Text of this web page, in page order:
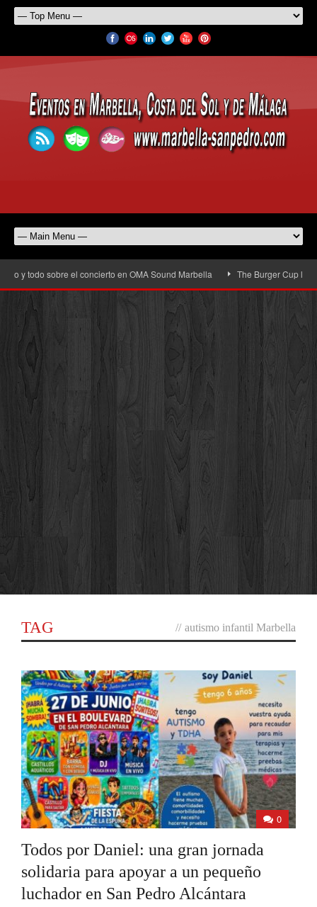
todo sobre el concierto en OMA Sound Marbella The Burger Cup llega
TAG // autismo infantil Marbella
0
Todos por Daniel: una gran jornada
solidaria para apoyar a un pequeño
luchador en San Pedro Alcántara